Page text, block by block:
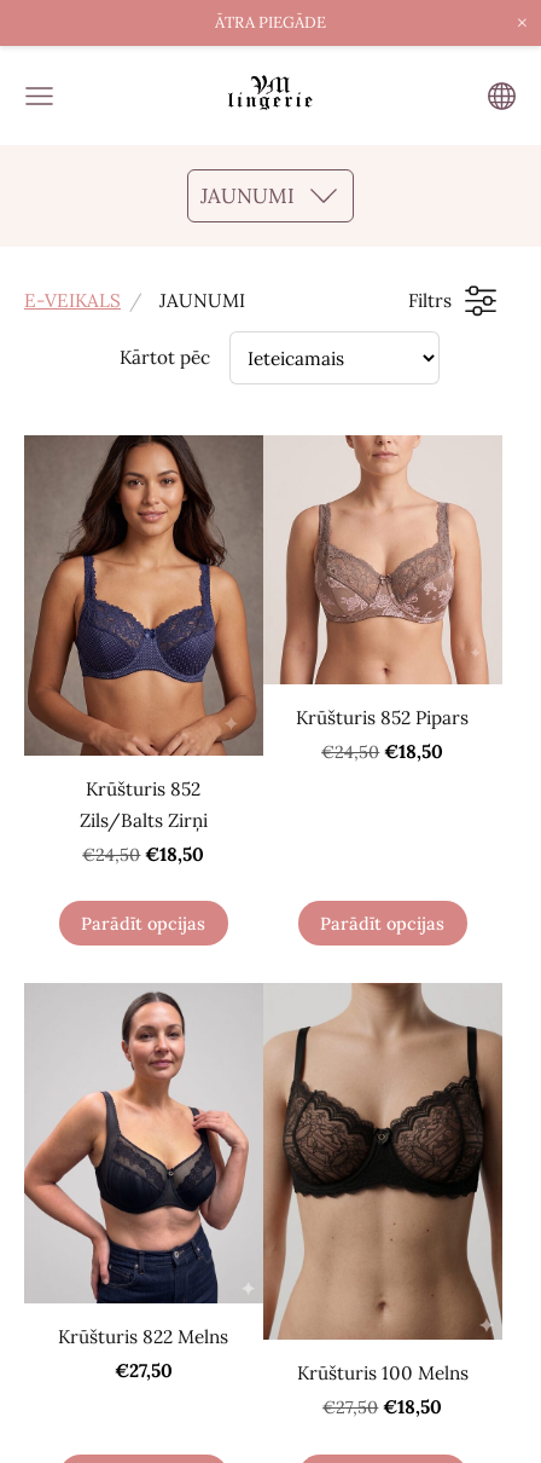
ĀTRA PIEGĀDE ×
JAUNUMI
E-VEIKALS JAUNUMI Filtrs
Kārtot pēc
Krūšturis 852
Zils/Balts Zirņi
€24,50 €18,50
Parādīt opcijas
Krūšturis 852 Pipars
€24,50 €18,50
Parādīt opcijas
Krūšturis 822 Melns
€27,50
Krūšturis 100 Melns
€27,50 €18,50